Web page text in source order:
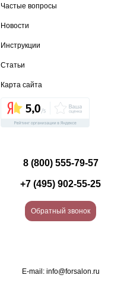
Частые вопросы
Новости
Инструкции
Статьи
Карта сайта
8 (800) 555-79-57
+7 (495) 902-55-25
Обратный звонок
E-mail: info@forsalon.ru